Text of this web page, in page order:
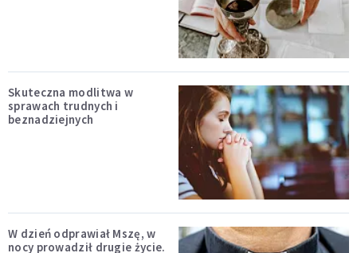
Skuteczna modlitwa w
sprawach trudnych i
beznadziejnych
W dzień odprawiał Mszę, w
nocy prowadził drugie życie.